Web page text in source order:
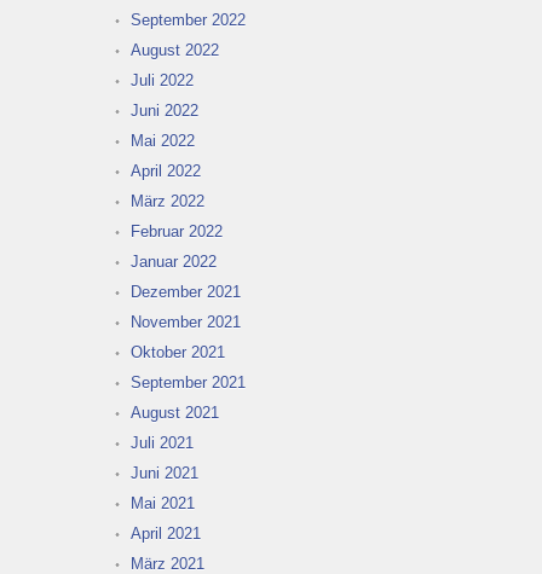
September 2022
August 2022
Juli 2022
Juni 2022
Mai 2022
April 2022
März 2022
Februar 2022
Januar 2022
Dezember 2021
November 2021
Oktober 2021
September 2021
August 2021
Juli 2021
Juni 2021
Mai 2021
April 2021
März 2021